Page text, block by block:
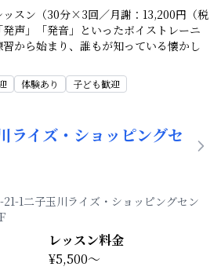
ッスン（30分×3回／月謝：13,200円（税
声」「発音」といったボイストレーニ
から始まり、誰もが知っている懐かし
体験あり 子ども歓迎
ライズ・ショッピングセ
1二子玉川ライズ・ショッピングセン
レッスン料金
¥5,500～